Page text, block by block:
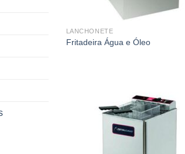
LANCHONETE
Fritadeira Água e Óleo